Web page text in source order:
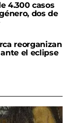
4.300 casos
dos de
reorganizan
el eclipse